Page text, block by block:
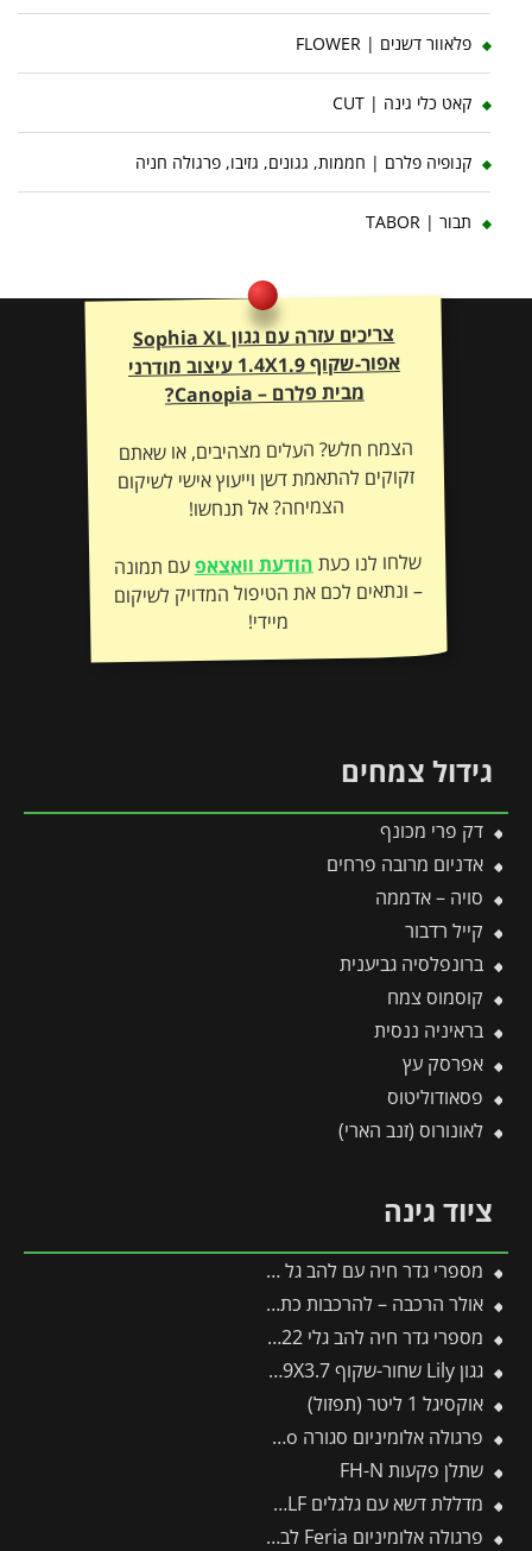
פלאוור דשנים | FLOWER
קאט כלי גינה | CUT
קנופיה פלרם | חממות, גגונים, גזיבו, פרגולה חניה
תבור | TABOR
צריכים עזרה עם גגון Sophia XL
אפור-שקוף 1.4X1.9 עיצוב מודרני
מבית פלרם – Canopia?
הצמח חלש? העלים מצהיבים, או שאתם
זקוקים להתאמת דשן וייעוץ אישי לשיקום
הצמיחה? אל תנחשו!
שלחו לנו כעתהודעת וואצאפעם תמונה
– ונתאים לכם את הטיפול המדויק לשיקום
מיידי!
גידול צמחים
דק פרי מכונף
אדניום מרובה פרחים
סויה – אדממה
קייל רדבור
ברונפלסיה גביענית
קוסמוס צמח
בראיניה ננסית
אפרסק עץ
פסאודוליטוס
לאונורוס (זנב הארי)
ציוד גינה
מספרי גדר חיה עם להב גל HS-W – WOLF
אולר הרכבה – להרכבות כתר והרכבת עין
מספרי גדר חיה להב גלי HS22 פיסקארס
גגון Lily שחור-שקוף 0.9X3.7 בעיצוב רטרו מבית פלרם – Canopia
אוקסיגל 1 ליטר (תפזול)
פרגולה אלומיניום סגורה SanRemo לבנה 3X4.4 קירוי לבן מבית Canopia
שתלן פקעות FH-N
מדללת דשא עם גלגלים UR-M3 – WOLF
פרגולה אלומיניום Feria לבנה 3X3.1 מבית פלרם – Canopia